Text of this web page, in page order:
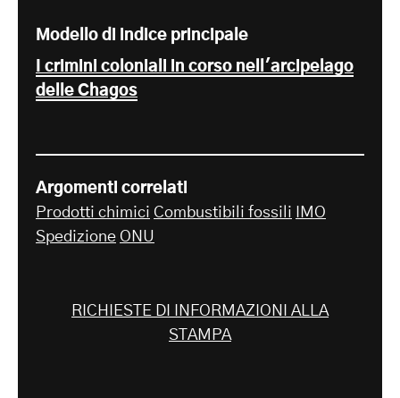
Modello di indice principale
I crimini coloniali in corso nell'arcipelago
delle Chagos
Argomenti correlati
Prodotti chimici Combustibili fossili
IMO
Spedizione ONU
RICHIESTE DI INFORMAZIONI ALLA
STAMPA